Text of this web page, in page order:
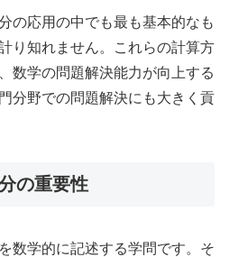
の応用の中でも最も基本的なも
り知れません。これらの計算方
数学の問題解決能力が向上する
分野での問題解決にも大きく貢
の重要性
数学的に記述する学問です。そ